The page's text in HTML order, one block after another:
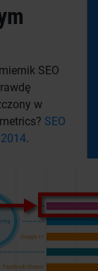
SEO
w
SEO
.